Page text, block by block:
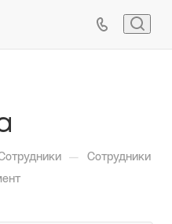
— Сотрудники